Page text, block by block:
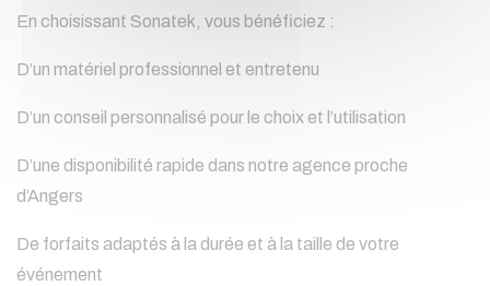
En choisissant Sonatek, vous bénéficiez :
D’un matériel professionnel et entretenu
D’un conseil personnalisé pour le choix et l’utilisation
D’une disponibilité rapide dans notre agence proche
d’Angers
De forfaits adaptés à la durée et à la taille de votre
événement